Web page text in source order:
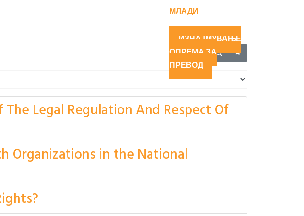
МЛАДИ
ИЗНАЈМУВАЊЕ
ОПРЕМА ЗА
ПРЕВОД
Legal Regulation And Respect Of
Organizations in the National